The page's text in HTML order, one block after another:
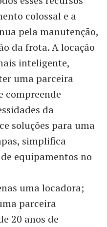
colossal e a
pela manutenção,
da frota. A locação
inteligente,
uma parceira
compreende
da
soluções para uma
simplifica
equipamentos no
uma locadora;
parceira
20 anos de